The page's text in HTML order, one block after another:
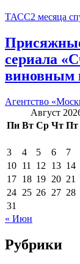
ТАСС2 месяца
сериала
виновным
Агентство
Август
Пн Вт Ср Чт Пт
3
4 5 6 7
10 11 12 13 14
17 18 19 20 21
24 25 26 27 28
31
« Июн
Рубрики